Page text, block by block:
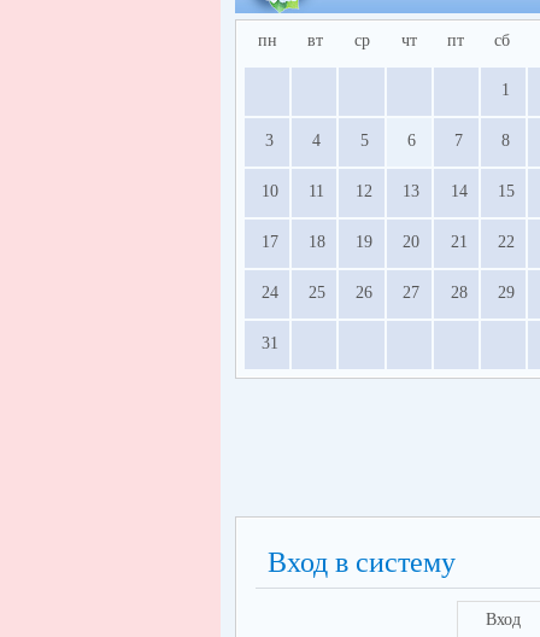
пн вт ср чт пт сб
1
3 4 5 6 7 8
10 11 12 13 14 15
17 18 19 20 21 22
24 25 26 27 28 29
31
Вход в систему
Вход